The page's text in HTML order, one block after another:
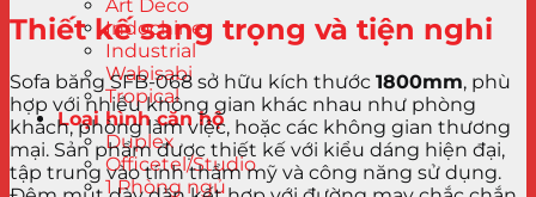
Art Deco
Indochine
Industrial
Wabisabi
Tropical
Loại hình căn hộ
Duplex
Officetel/Studio
1 Phòng ngủ
Thiết kế sang trọng và tiện nghi
Sofa băng SFB-068 sở hữu kích thước 1800mm, phù
hợp với nhiều không gian khác nhau như phòng
khách, phòng làm việc, hoặc các không gian thương
mại. Sản phẩm được thiết kế với kiểu dáng hiện đại,
tập trung vào tính thẩm mỹ và công năng sử dụng.